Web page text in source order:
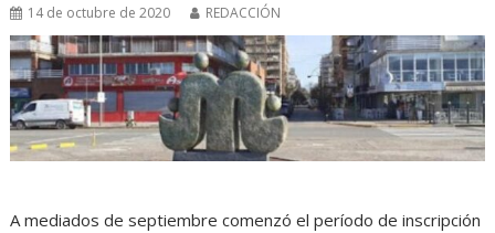
14 de octubre de 2020 REDACCIÓN
A mediados de septiembre comenzó el período de inscripción